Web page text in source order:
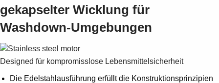
Suggestions
Products
Shopping list preview
0
gekapselter Wicklung für
Washdown-Umgebungen
Designed für kompromisslose Lebensmittelsicherheit
Die Edelstahlausführung erfüllt die Konstruktionsprinzipien